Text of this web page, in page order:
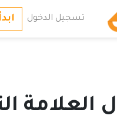
تسجيل الدخول
العلامة